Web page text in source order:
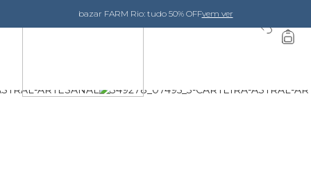
bazar FARM Rio: tudo 50% OFFvem ver